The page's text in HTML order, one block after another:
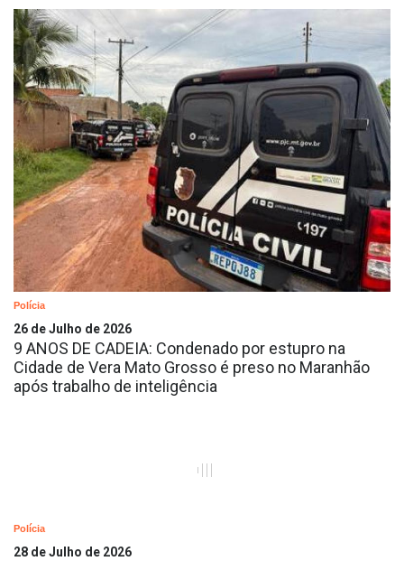
Polícia
26 de Julho de 2026
9 ANOS DE CADEIA: Condenado por estupro na
Cidade de Vera Mato Grosso é preso no Maranhão
após trabalho de inteligência
Polícia
28 de Julho de 2026